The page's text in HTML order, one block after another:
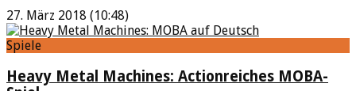
27. März 2018 (10:48)
Spiele
Heavy Metal Machines: Actionreiches MOBA-